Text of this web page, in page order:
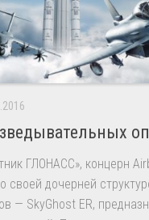
ГЛОНАСС», концерн
своей дочерней
— SkyGhost ER,